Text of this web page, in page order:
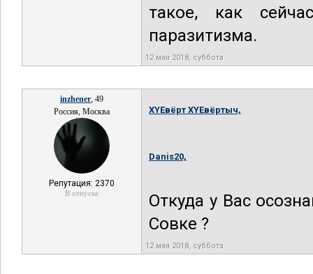
такое, как
паразитизма.
12 мая 2018, суббота
inzhener, 49
Россия, Москва
Репутация: 2370
В отпуске
XYEвёрт XYEвёртыч,
Danis20,
Откуда у Вас
Совке ?
12 мая 2018, суббота